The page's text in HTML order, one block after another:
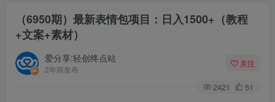
（6950期）最新表情包项目：日入1500+（教程
+文案+素材）
爱分享:轻创终点站
2年前发布
关注
2421 51